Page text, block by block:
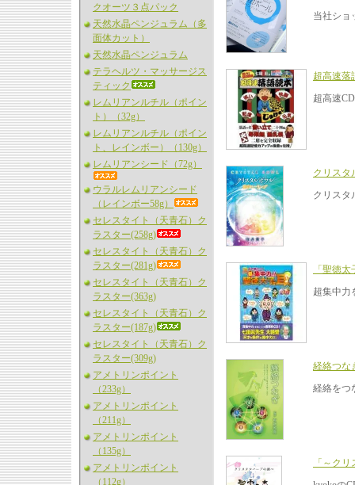
クオーツ３点パック
天然水晶ペンジュラム（多
面体カット）
天然水晶ペンジュラム
テラヘルツ・マッサージス
ティック
レムリアンルチル（ポイン
ト）（32g）
レムリアンルチル（ポイン
ト、レインボー）（130g）
レムリアンシード（72g）
ウラルレムリアンシード
（レインボー58g）
セレスタイト（天青石）ク
ラスター(258g)
セレスタイト（天青石）ク
ラスター(281g)
セレスタイト（天青石）ク
ラスター(363g)
セレスタイト（天青石）ク
ラスター(187g)
セレスタイト（天青石）ク
ラスター(309g)
アメトリンポイント
（233g）
アメトリンポイント
（211g）
アメトリンポイント
（135g）
アメトリンポイント
（112g）
当社ショ
超高速落
超高速
クリスタ
クリスタ
「聖徳
超集中力
経絡つな
経絡をつ
「～ク